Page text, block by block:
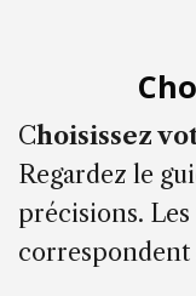
Choisissez
Regardez le
précisions.
correspondent